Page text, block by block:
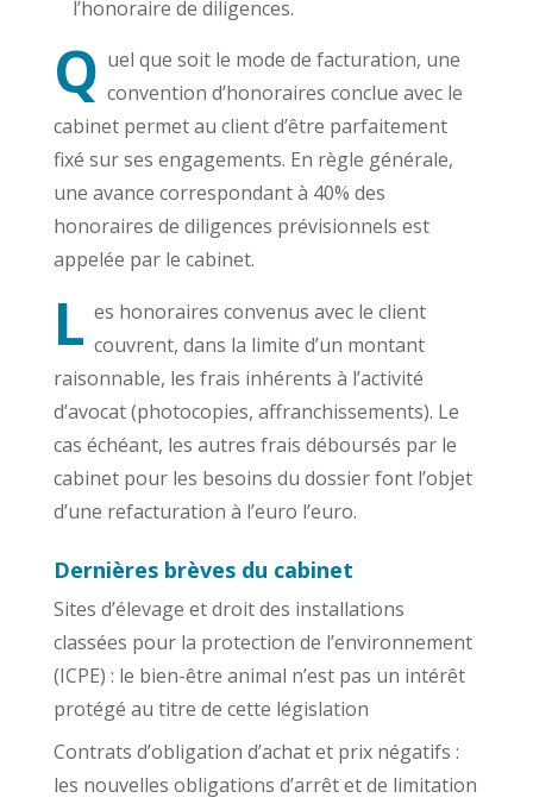
l’honoraire de diligences.
Q uel que soit le mode de facturation, une
convention d’honoraires conclue avec le
cabinet permet au client d’être parfaitement
fixé sur ses engagements. En règle générale,
une avance correspondant à 40% des
honoraires de diligences prévisionnels est
appelée par le cabinet.
L es honoraires convenus avec le client
couvrent, dans la limite d’un montant
raisonnable, les frais inhérents à l’activité
d’avocat (photocopies, affranchissements). Le
cas échéant, les autres frais déboursés par le
cabinet pour les besoins du dossier font l’objet
d’une refacturation à l’euro l’euro.
Dernières brèves du cabinet
Sites d’élevage et droit des installations
classées pour la protection de l’environnement
(ICPE) : le bien-être animal n’est pas un intérêt
protégé au titre de cette législation
Contrats d’obligation d’achat et prix négatifs :
les nouvelles obligations d’arrêt et de limitation